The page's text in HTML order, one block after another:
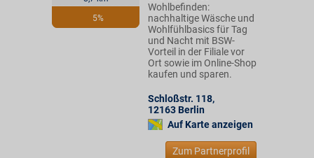
5%
Wohlbefinden:
nachhaltige Wäsche und
Wohlfühlbasics für Tag
und Nacht mit BSW-
Vorteil in der Filiale vor
Ort sowie im Online-Shop
kaufen und sparen.
Schloßstr. 118,
12163 Berlin
Auf Karte anzeigen
Zum Partnerprofil